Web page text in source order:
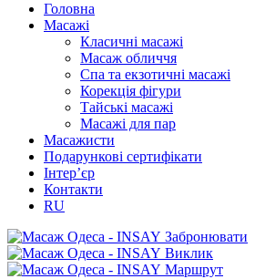
Головна
Масажі
Класичні масажі
Масаж обличчя
Спа та екзотичні масажі
Корекція фігури
Тайські масажі
Масажі для пар
Масажисти
Подарункові сертифікати
Інтер’єр
Контакти
RU
Забронювати
Виклик
Маршрут